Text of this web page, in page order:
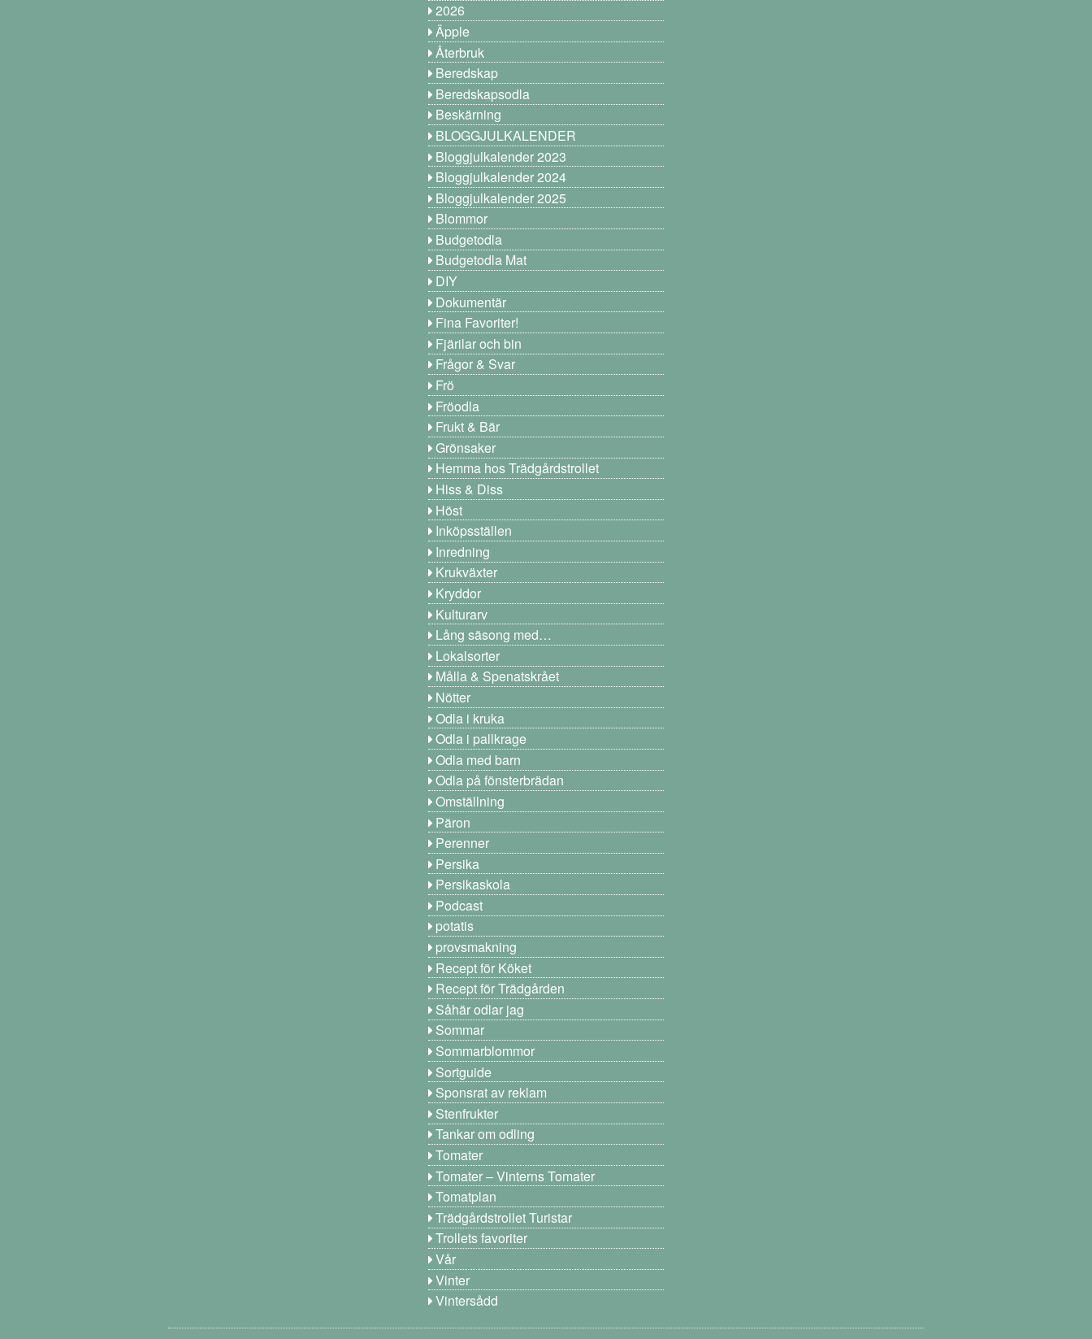
2026
Äpple
Återbruk
Beredskap
Beredskapsodla
Beskärning
BLOGGJULKALENDER
Bloggjulkalender 2023
Bloggjulkalender 2024
Bloggjulkalender 2025
Blommor
Budgetodla
Budgetodla Mat
DIY
Dokumentär
Fina Favoriter!
Fjärilar och bin
Frågor & Svar
Frö
Fröodla
Frukt & Bär
Grönsaker
Hemma hos Trädgårdstrollet
Hiss & Diss
Höst
Inköpsställen
Inredning
Krukväxter
Kryddor
Kulturarv
Lång säsong med…
Lokalsorter
Målla & Spenatskrået
Nötter
Odla i kruka
Odla i pallkrage
Odla med barn
Odla på fönsterbrädan
Omställning
Päron
Perenner
Persika
Persikaskola
Podcast
potatis
provsmakning
Recept för Köket
Recept för Trädgården
Såhär odlar jag
Sommar
Sommarblommor
Sortguide
Sponsrat av reklam
Stenfrukter
Tankar om odling
Tomater
Tomater – Vinterns Tomater
Tomatplan
Trädgårdstrollet Turistar
Trollets favoriter
Vår
Vinter
Vintersådd